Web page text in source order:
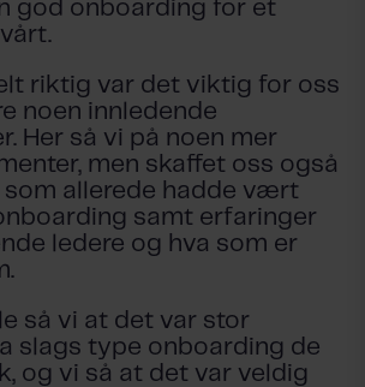
god onboarding for et
riktig var det viktig for oss
noen innledende
Her så vi på noen mer
men skaffet oss også
som allerede hadde vært
samt erfaringer
ledere og hva som er
så vi at det var stor
slags type onboarding de
og vi så at det var veldig